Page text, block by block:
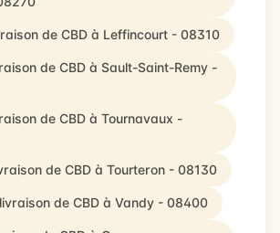
de CBD à Leffincourt - 08310
de CBD à Sault-Saint-Remy -
de CBD à Tournavaux -
de CBD à Tourteron - 08130
de CBD à Vandy - 08400